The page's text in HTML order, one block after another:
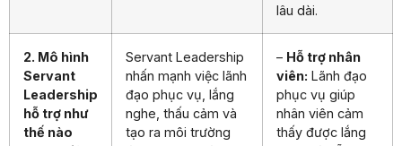
lâu dài.
2. Mô hình
Servant
Leadership
hỗ trợ như
thế nào
Servant Leadership
nhấn mạnh việc lãnh
đạo phục vụ, lắng
nghe, thấu cảm và
tạo ra môi trường
– Hỗ trợ nhân
viên: Lãnh đạo
phục vụ giúp
nhân viên cảm
thấy được lắng